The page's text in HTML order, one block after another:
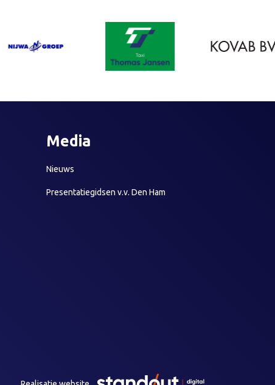
Media
Nieuws
Presentatiegidsen v.v. Den Ham